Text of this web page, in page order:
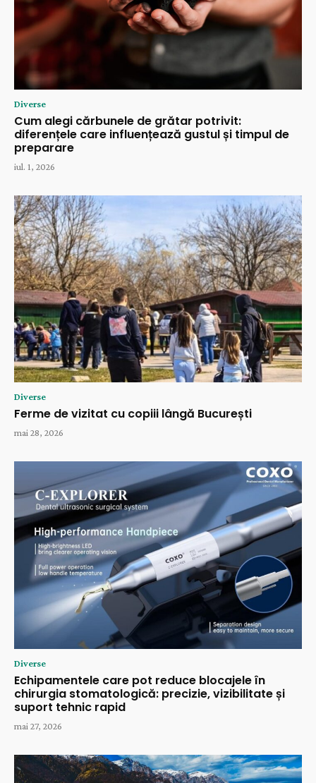
Diverse
Cum alegi cărbunele de grătar potrivit:
diferențele care influențează gustul și timpul de
preparare
iul. 1, 2026
Diverse
Ferme de vizitat cu copiii lângă București
mai 28, 2026
Diverse
Echipamentele care pot reduce blocajele în
chirurgia stomatologică: precizie, vizibilitate și
suport tehnic rapid
mai 27, 2026